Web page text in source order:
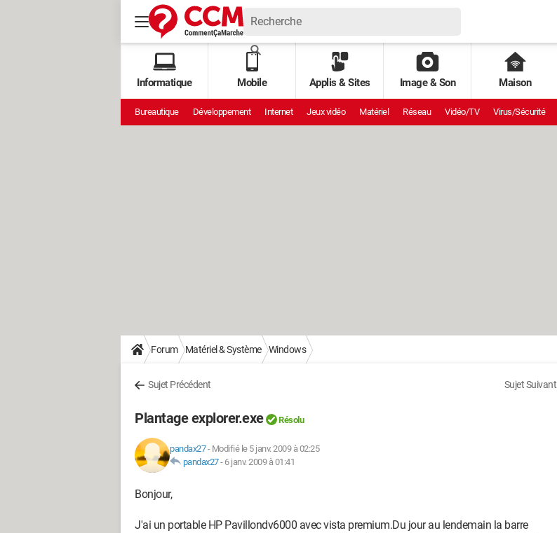
Informatique Mobile Applis & Sites Image & Son Maison
Bureautique Développement Internet Jeux vidéo Matériel Réseau Vidéo/TV Virus/Sécurité
Forum Matériel & Système Windows
Sujet Précédent Sujet Suivant
Plantage explorer.exe Résolu
pandax27- Modifié le 5 janv. 2009 à 02:25
pandax27- 6 janv. 2009 à 01:41
Bonjour,
J'ai un portable HP Pavillondv6000 avec vista premium.Du jour au lendemain la barre